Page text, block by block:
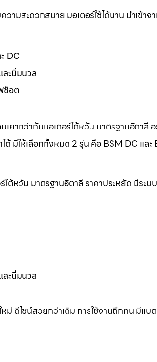
วามสะดวกสบาย มอเตอร์ใช้ได้นาน นำเข้
DC
ละนิ่มนวล
ช็อต
ยากว่ากับมอเตอร์ไต้หวัน มาตรฐานอิตาลี
ด้ มีให้เลือกทั้งหมด 2 รุ่น คือ BSM DC และ
ไต้หวัน มาตรฐานอิตาลี ราคาประหยัด มีร
ละนิ่มนวล
ม่ ดีไซน์สวยกว่าเดิม การใช้งานถึกทน มีแบ